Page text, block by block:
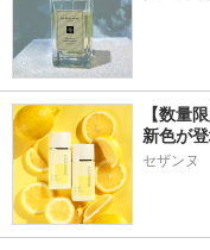
【数量
新色が
セザンヌ